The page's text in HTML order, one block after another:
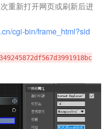
重新打开网页或刷新后进
cgi-bin/frame_html?sid